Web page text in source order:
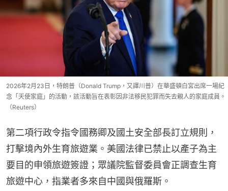
2026年2月23日，特朗普（Donald Trump，又譯川普）在華盛頓白宮出席一場紀
念「天使家庭」的活動，該活動旨在表彰因非法移民犯罪而失去親人的家庭成員。
（Reuters）
第二項行政令指令國務卿及國土安全部長訂立規則，
打擊境內外生育旅遊業。美國法律已禁止以產子為主
要目的申領旅遊簽證；眾議院監督委員會正調查生育
旅遊中心，指業者多來自中國與俄羅斯。